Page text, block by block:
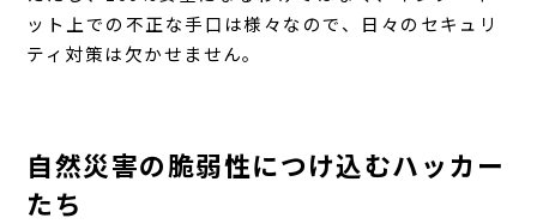
ット上での不正な手口は様々なので、日々のセキュリ
ティ対策は欠かせません。
自然災害の脆弱性につけ込むハッカー
たち